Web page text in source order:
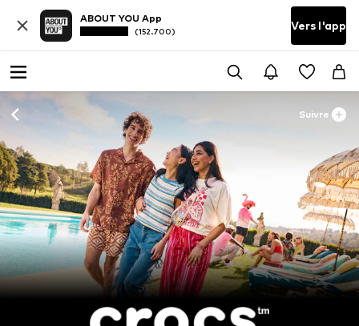
ABOUT YOU App
(152.700) Vers l'app
Suivre